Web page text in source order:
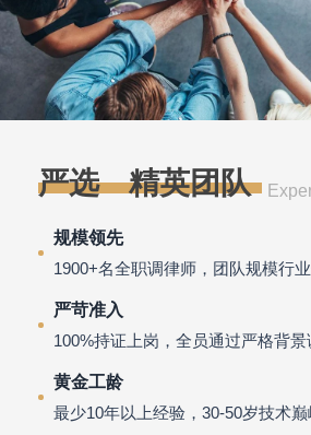
严选·精英团队
规模领先
1900+名全职调律师，团队规模行业
严苛准入
100%持证上岗，全员通过严格背景
黄金工龄
最少10年以上经验，30-50岁技术巅